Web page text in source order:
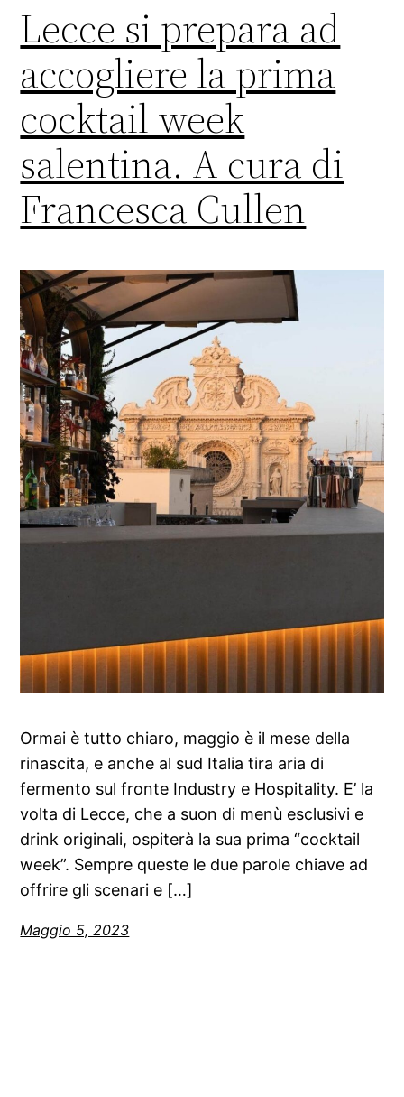
Lecce si prepara ad
accogliere la prima
cocktail week
salentina. A cura di
Francesca Cullen
Ormai è tutto chiaro, maggio è il mese della
rinascita, e anche al sud Italia tira aria di
fermento sul fronte Industry e Hospitality. E’ la
volta di Lecce, che a suon di menù esclusivi e
drink originali, ospiterà la sua prima “cocktail
week”. Sempre queste le due parole chiave ad
offrire gli scenari e […]
Maggio 5, 2023